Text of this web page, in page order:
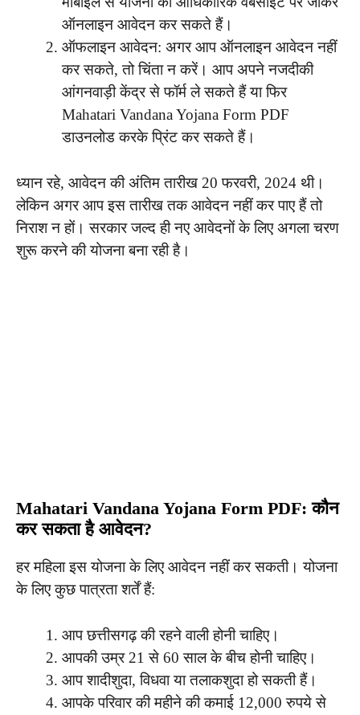
ऑनलाइन आवेदन कर सकते हैं।
ऑफलाइन आवेदन: अगर आप ऑनलाइन आवेदन नहीं
कर सकते, तो चिंता न करें। आप अपने नजदीकी
आंगनवाड़ी केंद्र से फॉर्म ले सकते हैं या फिर
Mahatari Vandana Yojana Form PDF
डाउनलोड करके प्रिंट कर सकते हैं।
ध्यान रहे, आवेदन की अंतिम तारीख 20 फरवरी, 2024 थी।
लेकिन अगर आप इस तारीख तक आवेदन नहीं कर पाए हैं तो
निराश न हों। सरकार जल्द ही नए आवेदनों के लिए अगला चरण
शुरू करने की योजना बना रही है।
Mahatari Vandana Yojana Form PDF: कौन
कर सकता है आवेदन?
हर महिला इस योजना के लिए आवेदन नहीं कर सकती। योजना
के लिए कुछ पात्रता शर्तें हैं:
आप छत्तीसगढ़ की रहने वाली होनी चाहिए।
आपकी उम्र 21 से 60 साल के बीच होनी चाहिए।
आप शादीशुदा, विधवा या तलाकशुदा हो सकती हैं।
आपके परिवार की महीने की कमाई 12,000 रुपये से